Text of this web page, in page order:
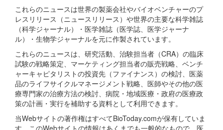
これらのニュースは世界の製薬会社やバイオベンチャーのプ
レスリリース（ニュースリリース）や世界の主要な科学雑誌
（科学ジャーナル）・医学雑誌（医学誌、医学ジャーナ
ル）・生物学ジャーナルを元に作製されています。
これらのニュースは、研究活動、治験担当者（CRA）の臨床
試験の戦略策定、マーケティング担当者の販売戦略、ベンチ
ャーキャピタリストの投資先（ファイナンス）の検討、医薬
品のライフサイクルマネージメント戦略、医師やその他の医
療専門家の治療方法の検討、病院・地域医療・政府の医療政
策の計画・実行を補助する資料として利用できます。
当Webサイトの著作権はすべてBioToday.comが保有していま